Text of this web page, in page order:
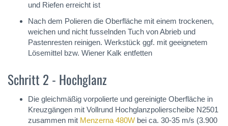
und Riefen erreicht ist
Nach dem Polieren die Oberfläche mit einem trockenen,
weichen und nicht fusselnden Tuch von Abrieb und
Pastenresten reinigen. Werkstück ggf. mit geeignetem
Lösemittel bzw. Wiener Kalk entfetten
Schritt 2 - Hochglanz
Die gleichmäßig vorpolierte und gereinigte Oberfläche in
Kreuzgängen mit Vollrund Hochglanzpolierscheibe N2501
zusammen mit Menzerna 480W bei ca. 30-35 m/s (3.900